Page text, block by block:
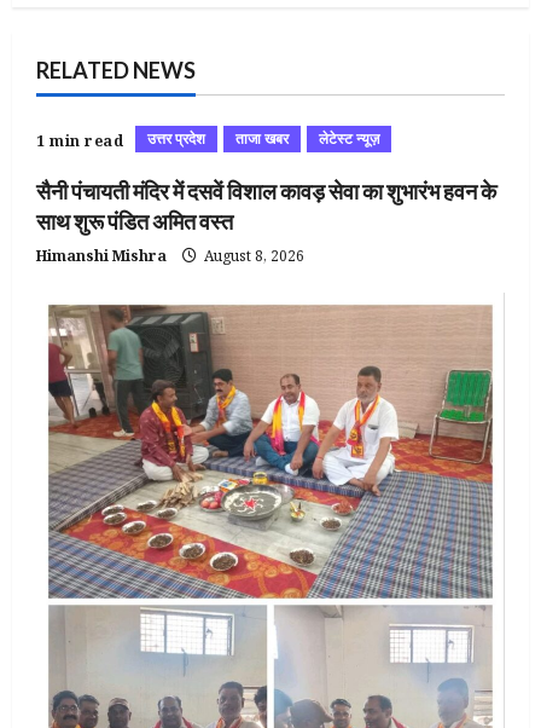
RELATED NEWS
1 min read उत्तर प्रदेश ताजा खबर लेटेस्ट न्यूज़
सैनी पंचायती मंदिर में दसवें विशाल कावड़ सेवा का शुभारंभ हवन के
साथ शुरू पंडित अमित वस्त
Himanshi Mishra August 8, 2026